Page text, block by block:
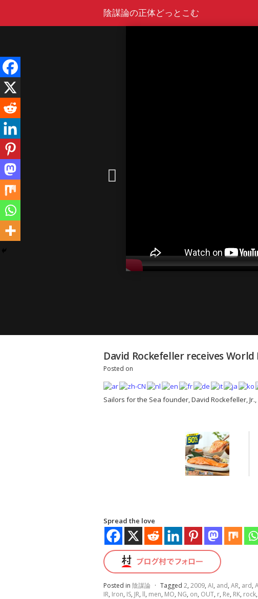
陰謀論の正体どっとこむ
David Rockefeller receives
Posted on
Sailors for the Sea founder, David Rockefeller,
Spread the love
Posted in 陰謀論 · Tagged 2, 2009, AI, and, AR, ard,
IR, Iron, IS, JR, ll, men, MO, NG, on, OUT, r, Re, RK, rock,